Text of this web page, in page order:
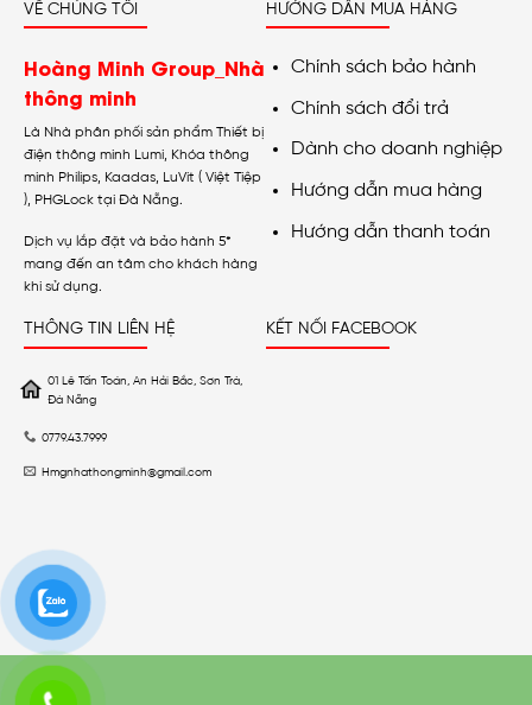
VỀ CHÚNG TÔI
Hoàng Minh Group_Nhà
thông minh
Là Nhà phân phối sản phẩm Thiết bị
điện thông minh Lumi, Khóa thông
minh Philips, Kaadas, LuVit ( Việt Tiệp
), PHGLock tại Đà Nẵng.
Dịch vụ lắp đặt và bảo hành 5*
mang đến an tâm cho khách hàng
khi sử dụng.
HƯỚNG DẪN MUA HÀNG
Chính sách bảo hành
Chính sách đổi trả
Dành cho doanh nghiệp
Hướng dẫn mua hàng
Hướng dẫn thanh toán
THÔNG TIN LIÊN HỆ
01 Lê Tấn Toán, An Hải Bắc, Sơn Trà,
Đà Nẵng
0779.43.7999
Hmgnhathongminh@gmail.com
KẾT NỐI FACEBOOK